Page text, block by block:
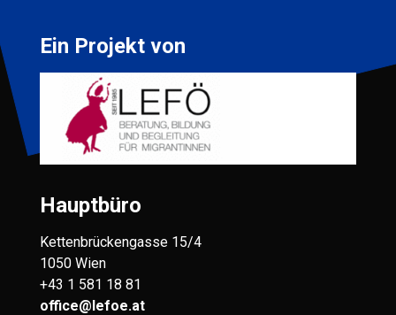
Ein Projekt von
Hauptbüro
Kettenbrückengasse 15/4
1050 Wien
+43 1 581 18 81
office@lefoe.at